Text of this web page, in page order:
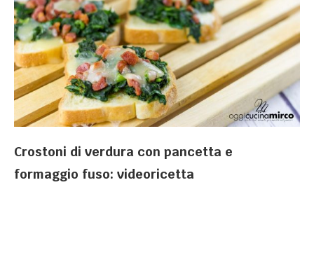
Crostoni di verdura con pancetta e
formaggio fuso: videoricetta